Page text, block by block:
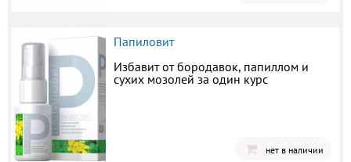
Папиловит
Избавит от бородавок, папиллом и
сухих мозолей за один курс
нет в наличии